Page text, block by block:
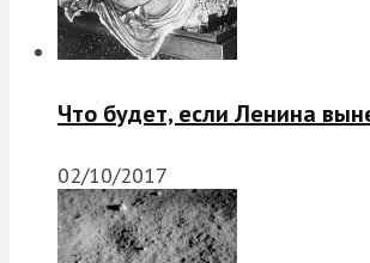
Что будет, если Ленина
02/10/2017